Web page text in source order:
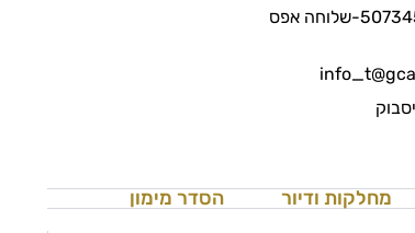
מחלקות ודיור הסדר מימון